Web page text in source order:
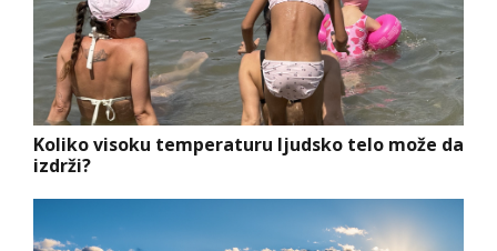
Koliko visoku temperaturu ljudsko telo može da
izdrži?